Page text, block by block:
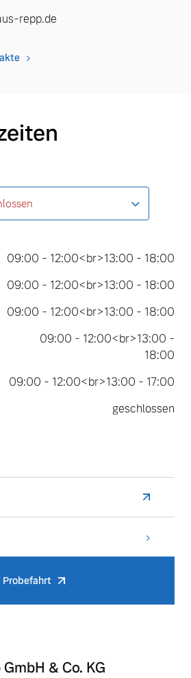
repp.de
09:00 - 12:00<br>13:00 - 18:00
09:00 - 12:00<br>13:00 - 18:00
09:00 - 12:00<br>13:00 - 18:00
09:00 - 12:00<br>13:00 -
18:00
09:00 - 12:00<br>13:00 - 17:00
geschlossen
Probefahrt
& Co. KG